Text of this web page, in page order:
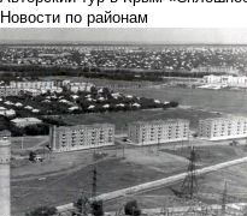
Новости по районам